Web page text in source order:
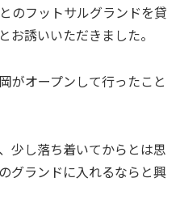
のフットサルグランドを貸
お誘いいただきました。
がオープンして行ったこと
少し落ち着いてからとは思
グランドに入れるならと興